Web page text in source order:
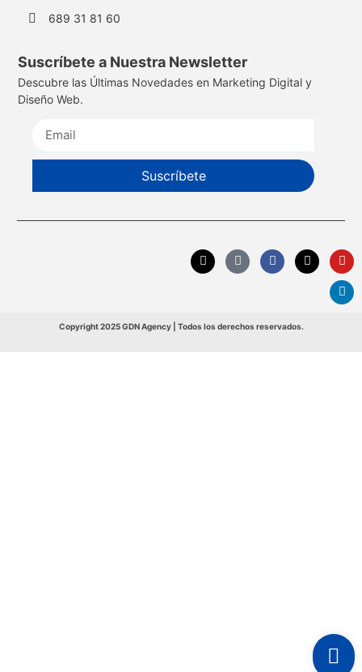
689 31 81 60
Suscríbete a Nuestra Newsletter
Descubre las Últimas Novedades en Marketing Digital y
Diseño Web.
Suscríbete
Copyright 2025 GDN Agency | Todos los derechos reservados.